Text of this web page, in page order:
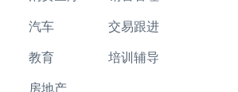
汽车
教育
房地产
交易跟进
培训辅导